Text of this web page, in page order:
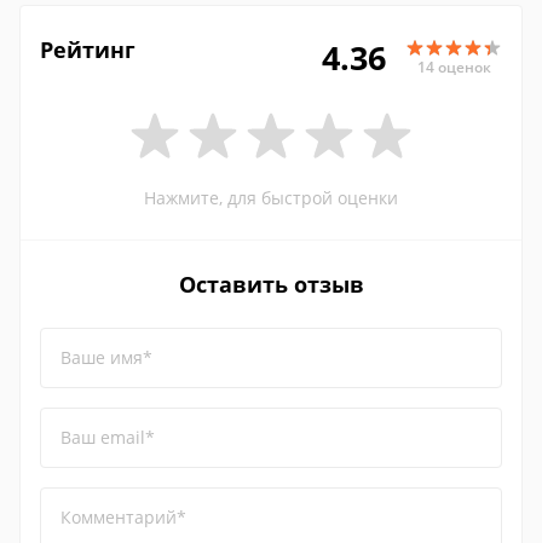
Рейтинг 4.36 14 оценок
Нажмите, для быстрой оценки
Оставить отзыв
Ваше имя*
Ваш email*
Комментарий*